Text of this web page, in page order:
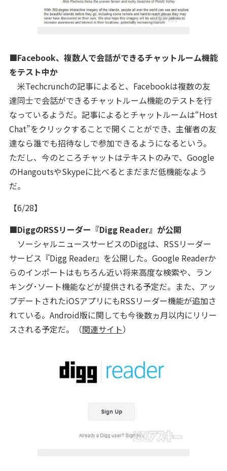
■Facebook、複数人で会話ができるチャットルーム機能
をテスト中か
米Techcrunchの記事によると、Facebookは複数の友
達同士で会話ができるチャットルーム機能のテストを行
なっているようだ。記事によるとチャットルームは“Host
Chat”をクリックすることで開くことができ、主催者の友
達なら誰でも招待なしで参加できるようになるという。
ただし、今のところチャットはテキストのみで、Google
のHangoutsやSkypeに比べるとまだまだ低機能なよう
だ。
【6/28】
■DiggのRSSリーダー『Digg Reader』が公開
ソーシャルニュースサービスのDiggは、RSSリーダー
サービス『Digg Reader』を公開した。Google Readerか
らのインポートはもちろん近い将来高度な検索や、ラン
キング･ソート機能などが提供される予定だ。また、アッ
プデートされたiOSアプリにもRSSリーダー機能が追加さ
れている。Android版に関しても今後数ヵ月以内にリリー
スされる予定だ。（関連サイト）